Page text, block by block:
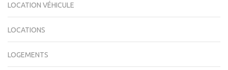
LOCATION VÉHICULE
LOCATIONS
LOGEMENTS